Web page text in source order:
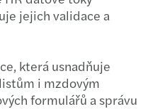
jejich validace a
která usnadňuje
i mzdovým
formulářů a správu